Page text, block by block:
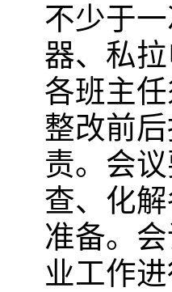
不少于
器、私
各班主
整改前
责。会
查、化
准备。
业工作